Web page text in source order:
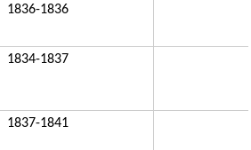
1836-1836
1834-1837
1837-1841